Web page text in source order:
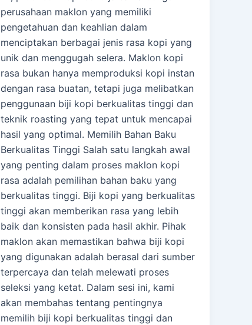
perusahaan maklon yang memiliki
pengetahuan dan keahlian dalam
menciptakan berbagai jenis rasa kopi yang
unik dan menggugah selera. Maklon kopi
rasa bukan hanya memproduksi kopi instan
dengan rasa buatan, tetapi juga melibatkan
penggunaan biji kopi berkualitas tinggi dan
teknik roasting yang tepat untuk mencapai
hasil yang optimal. Memilih Bahan Baku
Berkualitas Tinggi Salah satu langkah awal
yang penting dalam proses maklon kopi
rasa adalah pemilihan bahan baku yang
berkualitas tinggi. Biji kopi yang berkualitas
tinggi akan memberikan rasa yang lebih
baik dan konsisten pada hasil akhir. Pihak
maklon akan memastikan bahwa biji kopi
yang digunakan adalah berasal dari sumber
terpercaya dan telah melewati proses
seleksi yang ketat. Dalam sesi ini, kami
akan membahas tentang pentingnya
memilih biji kopi berkualitas tinggi dan